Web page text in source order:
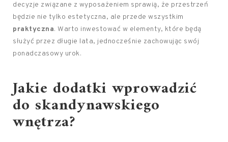
decyzje związane z wyposażeniem sprawią, że przestrzeń
będzie nie tylko estetyczna, ale przede wszystkim
praktyczna. Warto inwestować w elementy, które będą
służyć przez długie lata, jednocześnie zachowując swój
ponadczasowy urok.
Jakie dodatki wprowadzić
do skandynawskiego
wnętrza?